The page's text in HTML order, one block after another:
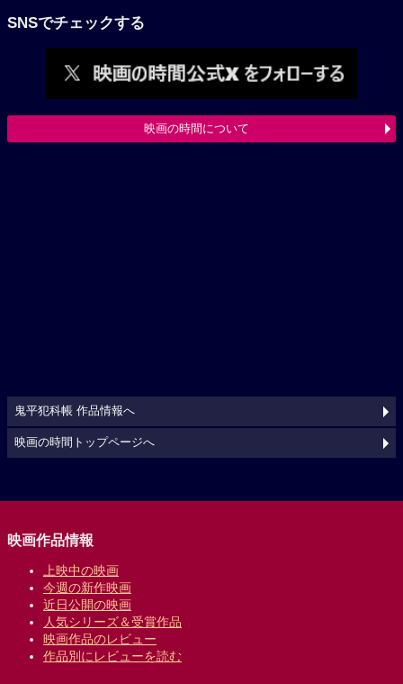
SNSでチェックする
映画の時間について
鬼平犯科帳 作品情報へ
映画の時間トップページへ
映画作品情報
上映中の映画
今週の新作映画
近日公開の映画
人気シリーズ＆受賞作品
映画作品のレビュー
作品別にレビューを読む